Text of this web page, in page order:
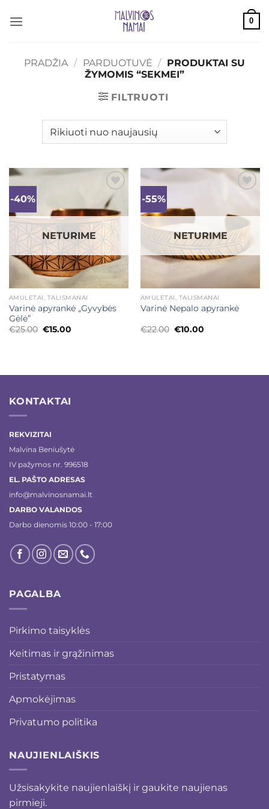
0
PRADŽIA / PARDUOTUVĖ / PRODUKTAI SU
ŽYMOMIS “SEKMEI”
FILTRUOTI
-40% Mėgstamiausias
NETURIME
AMULETAI, TALISMANAI
Varinė apyrankė „Gyvybės
Gėlė”
€25.00 Original
€15.00Current
-55%
NETURIME
AMULETAI, TALISMANAI
Varinė Nepalo apyrankė
€22.00 Original
€10.00Current
KONTAKTAI
REKVIZITAI
Malvina Beniušytė
IV pažymos nr. 996518
EL. PAŠTO ADRESAS
info@malvinosnamai.lt
DARBO VALANDOS
Darbo dienomis 10:00 - 17:00
PAGALBA
Pirkimo taisyklės
Keitimas ir grąžinimas
Pristatymas
Apmokėjimas
Privatumo politika
NAUJIENLAIŠKIS
Užsisakykite naujienlaiškį ir gaukite naujienas
pirmieji.